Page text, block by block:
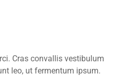
Cras convallis vestibulum
leo, ut fermentum ipsum.